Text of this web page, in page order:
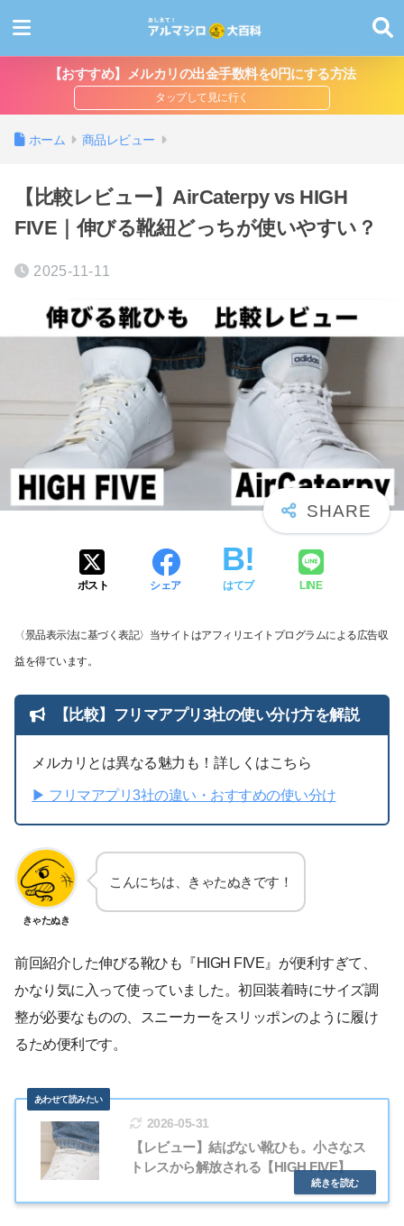
【おすすめ】メルカリの出金手数料を0円にする方法
ホーム 商品レビュー
【比較レビュー】AirCaterpy vs HIGH
FIVE｜伸びる靴紐どっちが使いやすい？
2025-11-11
ポスト シェア はてブ LINE
〈景品表示法に基づく表記〉当サイトはアフィリエイトプログラムによる広告収
益を得ています。
【比較】フリマアプリ3社の使い分け方を解説
メルカリとは異なる魅力も！詳しくはこちら
▶︎ フリマアプリ3社の違い・おすすめの使い分け
きゃたぬき
こんにちは、きゃたぬきです！
前回紹介した伸びる靴ひも『HIGH FIVE』が便利すぎて、
かなり気に入って使っていました。初回装着時にサイズ調
整が必要なものの、スニーカーをスリッポンのように履け
るため便利です。
2026-05-31
【レビュー】結ばない靴ひも。小さなス
トレスから解放される【HIGH FIVE】